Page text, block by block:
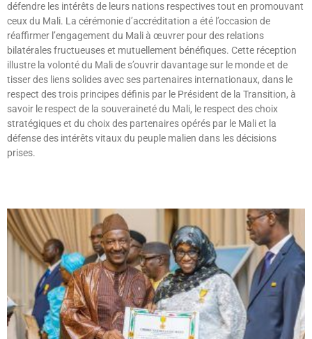
défendre les intérêts de leurs nations respectives tout en promouvant
ceux du Mali. La cérémonie d’accréditation a été l’occasion de
réaffirmer l’engagement du Mali à œuvrer pour des relations
bilatérales fructueuses et mutuellement bénéfiques. Cette réception
illustre la volonté du Mali de s’ouvrir davantage sur le monde et de
tisser des liens solides avec ses partenaires internationaux, dans le
respect des trois principes définis par le Président de la Transition, à
savoir le respect de la souveraineté du Mali, le respect des choix
stratégiques et du choix des partenaires opérés par le Mali et la
défense des intérêts vitaux du peuple malien dans les décisions
prises.